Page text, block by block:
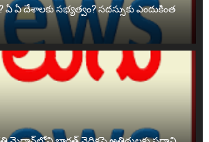
ఏ ఏ దేశాలకు సభ్యత్వం? సదస్సుకు ఎందుకింత